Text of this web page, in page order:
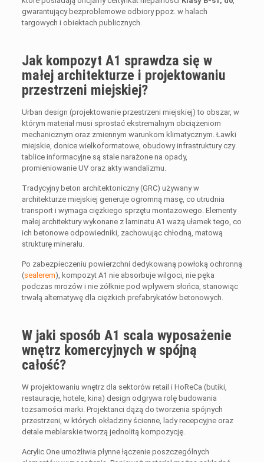
gwarantujący bezproblemowe odbiory ppoż. w halach
targowych i obiektach publicznych.
Jak kompozyt A1 sprawdza się w
małej architekturze i projektowaniu
przestrzeni miejskiej?
Urban design (projektowanie przestrzeni miejskiej) to obszar, w
którym materiał musi sprostać ekstremalnym obciążeniom
mechanicznym oraz zmiennym warunkom klimatycznym. Ławki
miejskie, donice wielkoformatowe, obudowy infrastruktury czy
tablice informacyjne są stale narażone na opady,
promieniowanie UV oraz akty wandalizmu.
Tradycyjny beton architektoniczny (GRC) używany w
architekturze miejskiej generuje ogromną masę, co utrudnia
transport i wymaga ciężkiego sprzętu montażowego. Elementy
małej architektury wykonane z laminatu A1 ważą ułamek tego, co
ich betonowe odpowiedniki, zachowując chłodną, matową
strukturę minerału.
Po zabezpieczeniu powierzchni dedykowaną powłoką ochronną
(sealerem), kompozyt A1 nie absorbuje wilgoci, nie pęka
podczas mrozów i nie żółknie pod wpływem słońca, stanowiąc
trwałą alternatywę dla ciężkich prefabrykatów betonowych.
W jaki sposób A1 scala wyposażenie
wnętrz komercyjnych w spójną
całość?
W projektowaniu wnętrz dla sektorów retail i HoReCa (butiki,
restauracje, hotele, kina) design odgrywa rolę budowania
tożsamości marki. Projektanci dążą do tworzenia spójnych
przestrzeni, w których okładziny ścienne, lady recepcyjne oraz
detale meblarskie tworzą jednolitą kompozycję.
Acrylic One umożliwia płynne łączenie poszczególnych